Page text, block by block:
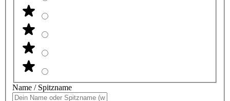
Name / Spitzname